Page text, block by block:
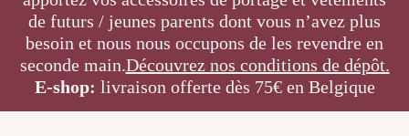
de futurs / jeunes parents dont vous n’avez plus
besoin et nous nous occupons de les revendre en
seconde main.Découvrez nos conditions de dépôt.
E-shop: livraison offerte dès 75€ en Belgique